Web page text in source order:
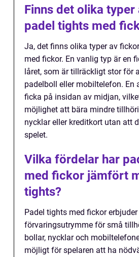
Finns det olika
padel tights med
Ja, det finns olika typer av
med fickor. En vanlig typ är en
låret, som är tillräckligt stor för
padelboll eller mobiltelefon. En
ficka på insidan av midjan,
möjlighet att bära mindre
nycklar eller kreditkort utan att
spelet.
Vilka fördelar har
med fickor jämfört
tights?
Padel tights med fickor erbjuder
förvaringsutrymme för små
bollar, nycklar och
möjligt för spelaren att ha